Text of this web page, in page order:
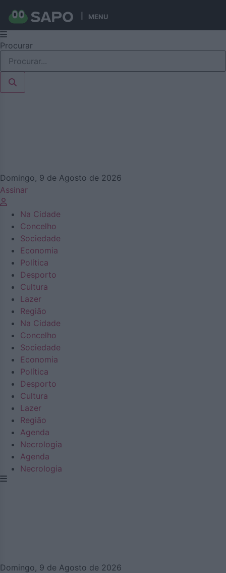
MENU
Pular
para
conteúdo
Procurar
Domingo, 9 de Agosto de 2026
Assinar
Na Cidade
Concelho
Sociedade
Economia
Política
Desporto
Cultura
Lazer
Região
Na Cidade
Concelho
Sociedade
Economia
Política
Desporto
Cultura
Lazer
Região
Agenda
Necrologia
Agenda
Necrologia
Domingo, 9 de Agosto de 2026